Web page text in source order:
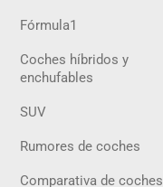
Fórmula1
Coches híbridos y
enchufables
SUV
Rumores de coches
Comparativa de coches